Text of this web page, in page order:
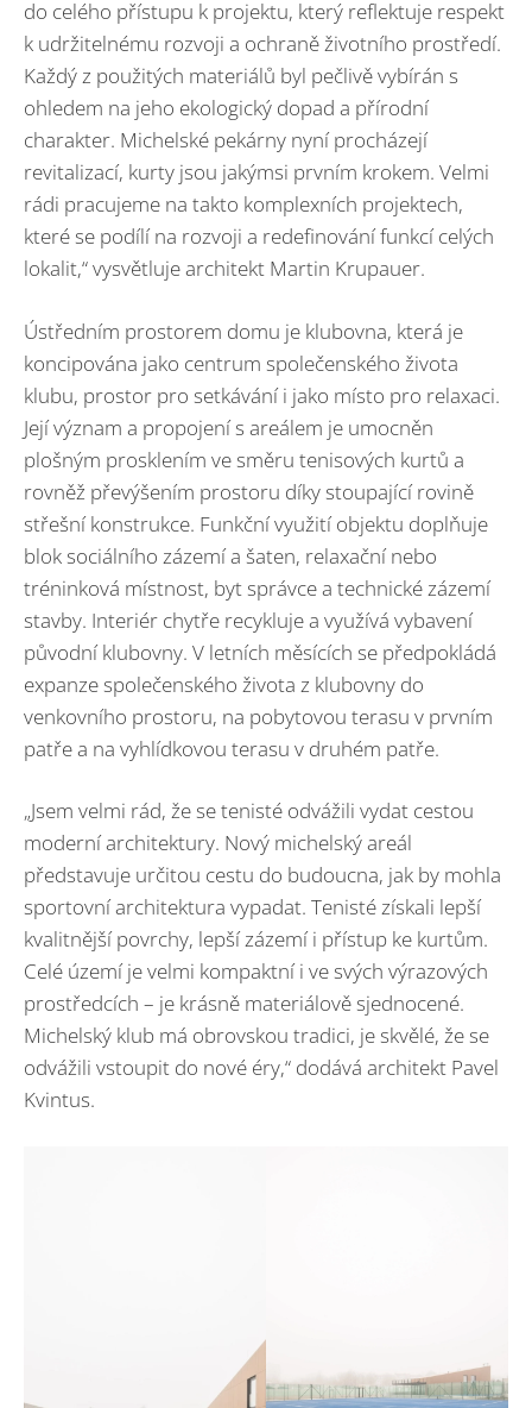
do celého přístupu k projektu, který reflektuje respekt
k udržitelnému rozvoji a ochraně životního prostředí.
Každý z použitých materiálů byl pečlivě vybírán s
ohledem na jeho ekologický dopad a přírodní
charakter. Michelské pekárny nyní procházejí
revitalizací, kurty jsou jakýmsi prvním krokem. Velmi
rádi pracujeme na takto komplexních projektech,
které se podílí na rozvoji a redefinování funkcí celých
lokalit,“ vysvětluje architekt Martin Krupauer.
Ústředním prostorem domu je klubovna, která je
koncipována jako centrum společenského života
klubu, prostor pro setkávání i jako místo pro relaxaci.
Její význam a propojení s areálem je umocněn
plošným prosklením ve směru tenisových kurtů a
rovněž převýšením prostoru díky stoupající rovině
střešní konstrukce. Funkční využití objektu doplňuje
blok sociálního zázemí a šaten, relaxační nebo
tréninková místnost, byt správce a technické zázemí
stavby. Interiér chytře recykluje a využívá vybavení
původní klubovny. V letních měsících se předpokládá
expanze společenského života z klubovny do
venkovního prostoru, na pobytovou terasu v prvním
patře a na vyhlídkovou terasu v druhém patře.
„Jsem velmi rád, že se tenisté odvážili vydat cestou
moderní architektury. Nový michelský areál
představuje určitou cestu do budoucna, jak by mohla
sportovní architektura vypadat. Tenisté získali lepší
kvalitnější povrchy, lepší zázemí i přístup ke kurtům.
Celé území je velmi kompaktní i ve svých výrazových
prostředcích – je krásně materiálově sjednocené.
Michelský klub má obrovskou tradici, je skvělé, že se
odvážili vstoupit do nové éry,“ dodává architekt Pavel
Kvintus.